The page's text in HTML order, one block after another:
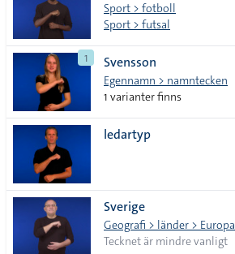
lista
Sport > fotboll
Sport > futsal
1 Svensson
Egennamn > namntecken
1 varianter finns
ledartyp
Sverige
Geografi > länder > Europa
Tecknet är mindre vanligt